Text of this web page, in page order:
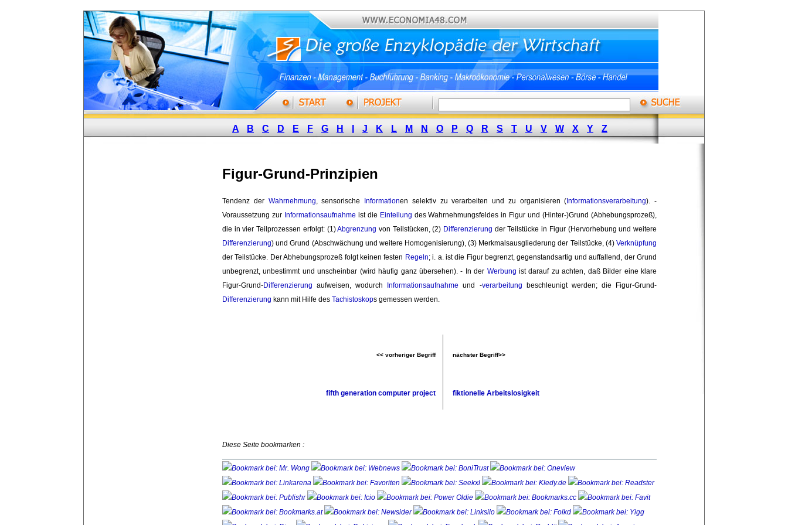
A B C D E F G H J K L M N O P Q R S T U V W X Y Z
Figur-Grund-Prinzipien
Tendenz der Wahrnehmung, sensorische Informationen selektiv zu verarbeiten und zu organisieren ( Informationsverarbeitung). -
Voraussetzung zur Informationsaufnahme ist die Einteilung des Wahrnehmungsfeldes in Figur und (Hinter-)Grund (Abhebungsprozeß),
die in vier Teilprozessen erfolgt: (1)Abgrenzung von Teilstücken, (2) Differenzierung der Teilstücke in Figur (Hervorhebung und weitere
Differenzierung) und Grund (Abschwächung und weitere Homogenisierung), (3) Merkmalsausgliederung der Teilstücke, (4) Verknüpfung
der Teilstücke. Der Abhebungsprozeß folgt keinen festen Regeln; i. a. ist die Figur begrenzt, gegenstandsartig und auffallend, der Grund
unbegrenzt, unbestimmt und unscheinbar (wird häufig ganz übersehen). - In der Werbung ist darauf zu achten, daß Bilder eine klare
Figur-Grund-Differenzierung aufweisen, wodurch Informationsaufnahme und -verarbeitung beschleunigt werden; die Figur-Grund-
Differenzierung kann mit Hilfe des Tachistoskops gemessen werden.
<< vorheriger Begriff nächster Begriff>>
fifth generation computer project fiktionelle Arbeitslosigkeit
Diese Seite bookmarken :